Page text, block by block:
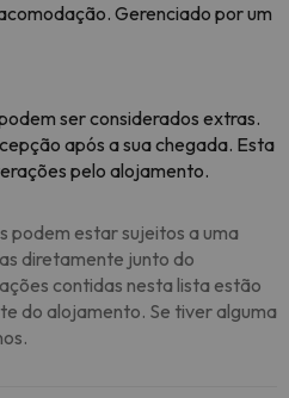
Gerenciado por um
ser considerados extras.
após a sua chegada. Esta
pelo alojamento.
podem estar sujeitos a uma
diretamente junto do
contidas nesta lista estão
do alojamento. Se tiver alguma